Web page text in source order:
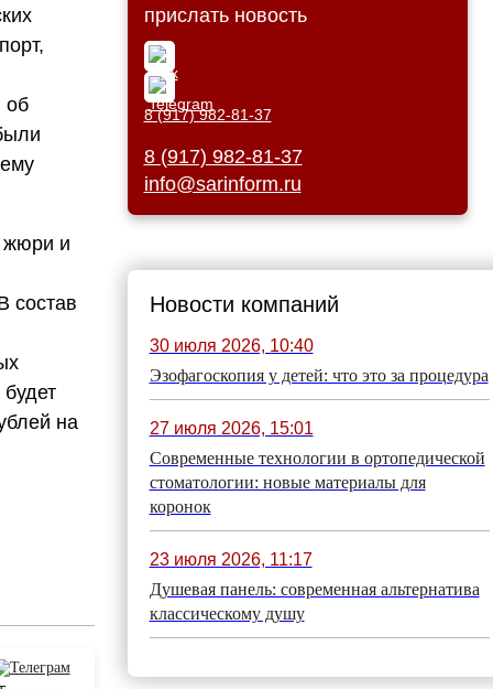
об
жюри и
состав
на
прислать новость
8 (917) 982-81-37
8 (917) 982-81-37
info@sarinform.ru
Новости компаний
30 июля 2026, 10:40
Эзофагоскопия у детей: что это за процедура
27 июля 2026, 15:01
Современные технологии в ортопедической
стоматологии: новые материалы для
коронок
23 июля 2026, 11:17
Душевая панель: современная альтернатива
классическому душу